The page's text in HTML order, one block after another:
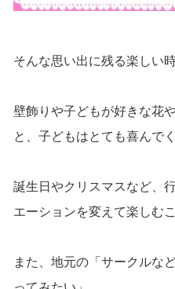
そんな思い出に残る楽しい
壁飾りや子どもが好きな花
と、子どもはとても喜んで
誕生日やクリスマスなど、
エーションを変えて楽しむ
また、地元の「サークルな